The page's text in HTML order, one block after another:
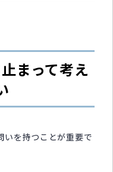
まって考え
いを持つことが重要で